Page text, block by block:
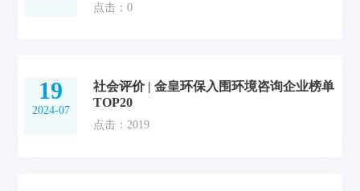
点击：0
19
2024-07
社会评价 | 金皇环保入围环境咨询企业榜单
TOP20
点击：2019